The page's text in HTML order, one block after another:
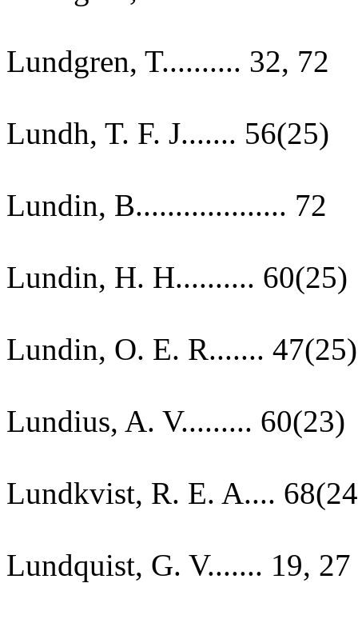
Lundgren, T.......... 32, 72
Lundh, T. F. J....... 56(25)
Lundin, B................... 72
Lundin, H. H.......... 60(25)
Lundin, O. E. R....... 47(25)
Lundius, A. V......... 60(23)
Lundkvist, R. E. A....
Lundquist, G. V....... 19, 27